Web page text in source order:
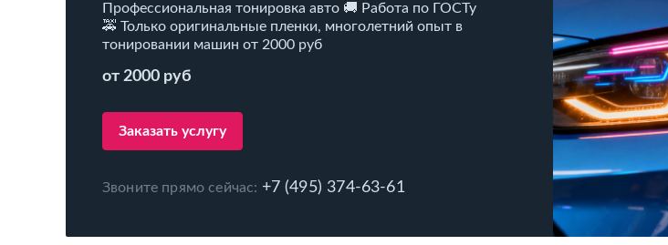
Профессиональная тонировка авто 🚚 Работа по ГОСТу
🚕 Только оригинальные пленки, многолетний опыт в
тонировании машин от 2000 руб
от 2000 руб
Заказать услугу
Звоните прямо сейчас: +7 (495) 374-63-61